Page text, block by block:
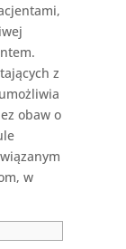
z
obaw o
w